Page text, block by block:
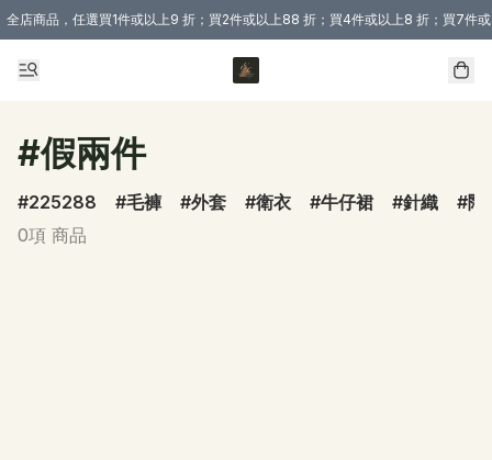
全店商品，任選買1件或以上9 折；買2件或以上88 折；買4件或以上8 折；買7件
購買 3 件商品或以上即享免運費優惠！（適用於 本地送貨、本地取貨 )
#假兩件
225288 毛褲 外套 衛衣 牛仔裙 針織
闊
0項 商品